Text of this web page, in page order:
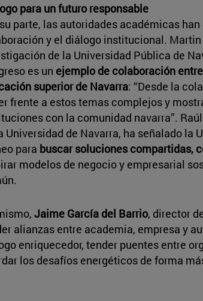
para un futuro responsable
parte, las autoridades académicas
y el diálogo institucional.
de la Universidad Pública de
es un ejemplo de colaboración
superior de Navarra: “Desde la
frente a estos temas complejos y
con la comunidad navarra”.
Universidad de Navarra, ha señalado la
para buscar soluciones compartidas,
modelos de negocio y empresarial
Jaime García del Barrio, director
alianzas entre academia, empresa y
enriquecedor, tender puentes entre
los desafíos energéticos de forma